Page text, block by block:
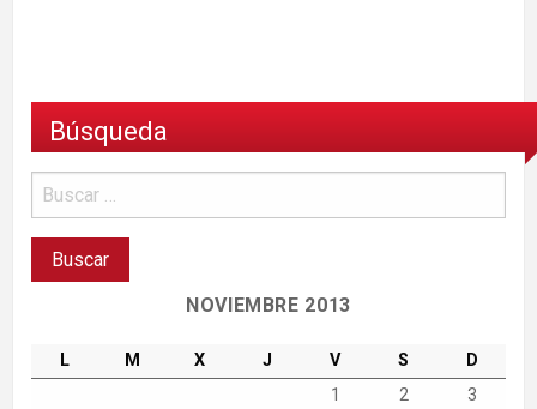
Búsqueda
NOVIEMBRE 2013
L M X J V S
D
1
2
3